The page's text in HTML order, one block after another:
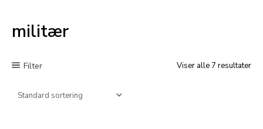
militær
Filter Viser alle 7 resultater